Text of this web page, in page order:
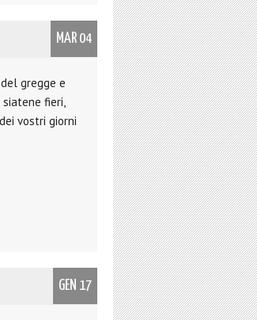
MAR 04
gregge e
fieri,
vostri giorni
GEN 17